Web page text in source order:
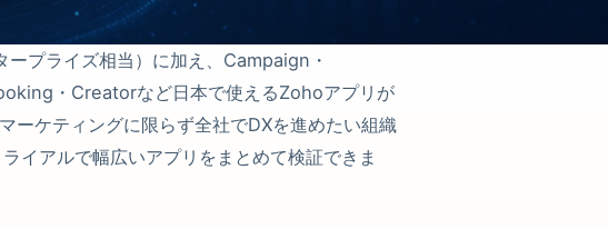
プライズ相当）に加え、Campaign・
・Creatorなど日本で使えるZohoアプリが
ーケティングに限らず全社でDXを進めたい組織
イアルで幅広いアプリをまとめて検証できま